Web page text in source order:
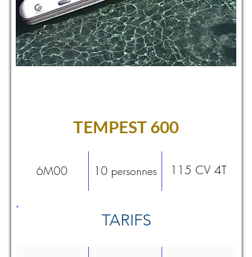
TEMPEST 600
6M00 10 personnes 115 CV 4T
TARIFS